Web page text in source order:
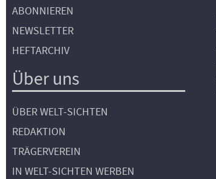
ABONNIEREN
NEWSLETTER
HEFTARCHIV
Über uns
ÜBER WELT-SICHTEN
REDAKTION
TRÄGERVEREIN
IN WELT-SICHTEN WERBEN